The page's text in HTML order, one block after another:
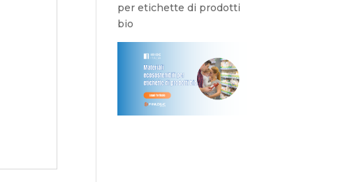
per etichette di prodotti
bio